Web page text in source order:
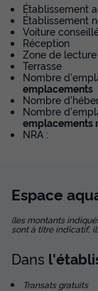
PREMIUM -
Établissement
Établissement
Voiture
Réception
Zone de lecture
Terrasse
Nombre
emplacements
Nombre
Nombre
emplacements
NRA :
Espace
(les montants
sont à titre indicatif,
Dans
Transats gratuits